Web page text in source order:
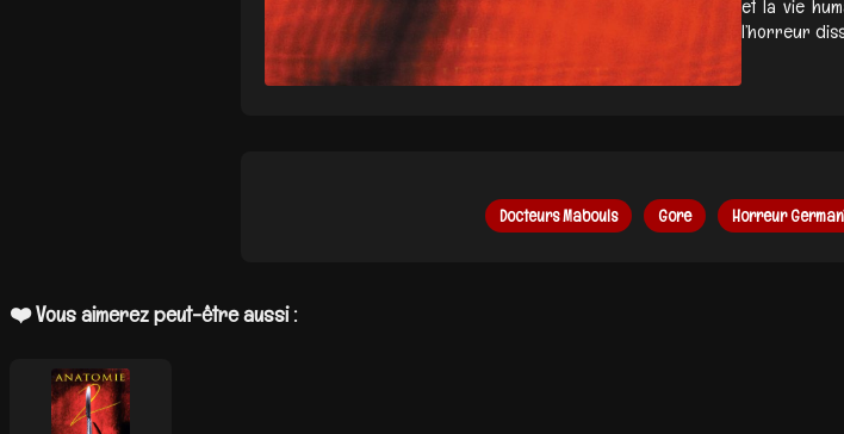
et la vie
l’horreur
Docteurs Mabouls Gore Horreur
❤️ Vous aimerez peut-être aussi :